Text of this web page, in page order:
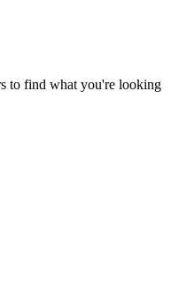
to find what you're looking